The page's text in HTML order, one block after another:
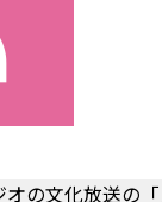
の文化放送の